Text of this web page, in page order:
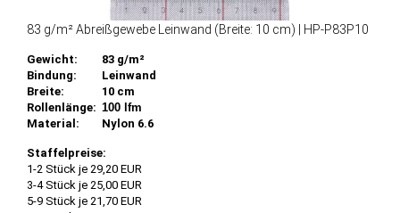
83 g/m² Abreißgewebe Leinwand (Breite: 10 cm) | HP-P83P10
Gewicht:
83 g/m²
Bindung:
Leinwand
Breite:
10 cm
Rollenlänge: 100 lfm
Material:
Nylon 6.6
Staffelpreise:
1-2 Stück je 29,20 EUR
3-4 Stück je 25,00 EUR
5-9 Stück je 21,70 EUR